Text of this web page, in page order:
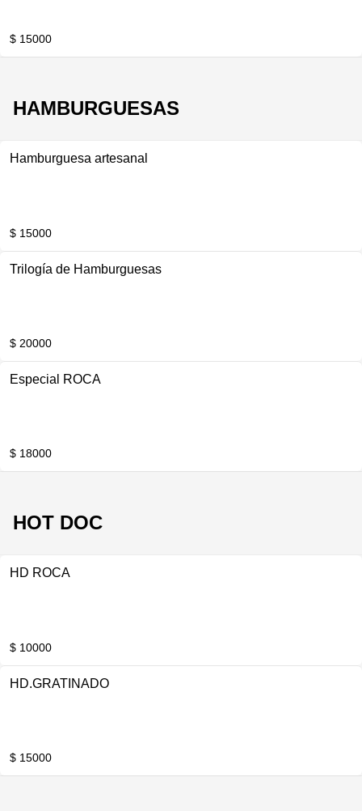
$ 15000
HAMBURGUESAS
Hamburguesa artesanal
$ 15000
Trilogía de Hamburguesas
$ 20000
Especial ROCA
$ 18000
HOT DOC
HD ROCA
$ 10000
HD.GRATINADO
$ 15000